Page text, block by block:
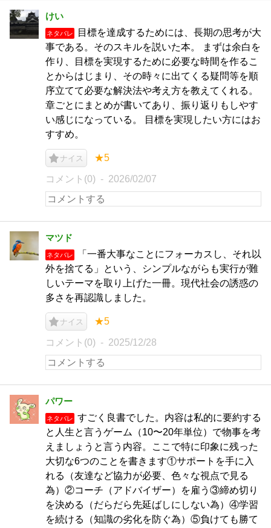
けい
ネタバレ
目標を達成するためには、長期の思考が大
事である。そのスキルを説いた本。 まずは余白を
作り、目標を実現するために必要な時間を作るこ
とからはじまり、その時々に出てくる疑問等を順
序立てて必要な解決法や考え方を教えてくれる。
章ごとにまとめが書いてあり、振り返りもしやす
い感じになっている。 目標を実現したい方にはお
すすめ。
ナイス ★5
コメント(0) 2026/02/07
マツド
ネタバレ
「一番大事なことにフォーカスし、それ以
外を捨てる」という、シンプルながらも実行が難
しいテーマを取り上げた一冊。現代社会の誘惑の
多さを再認識しました。
ナイス ★5
コメント(0) 2025/12/28
パワー
ネタバレ
すごく良書でした。内容は私的に要約する
と人生と言うゲーム（10〜20年単位）で物事を考
えましょうと言う内容。ここで特に印象に残った
大切な6つのことを書きます①サポートを手に入
れる（友達など協力が必要、色々な視点で見る
為）②コーチ（アドバイザー）を雇う③締め切り
を決める（だらだら先延ばしにしない為）④学習
を続ける（知識の劣化を防ぐ為）⑤負けても勝て